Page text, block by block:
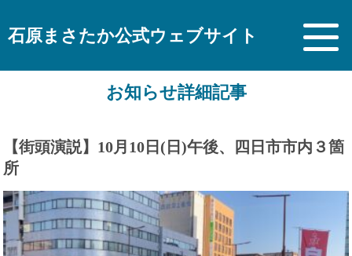
石原まさたか公式ウェブサイト
お知らせ詳細記事
【街頭演説】10月10日(日)午後、四日市市内３箇
所